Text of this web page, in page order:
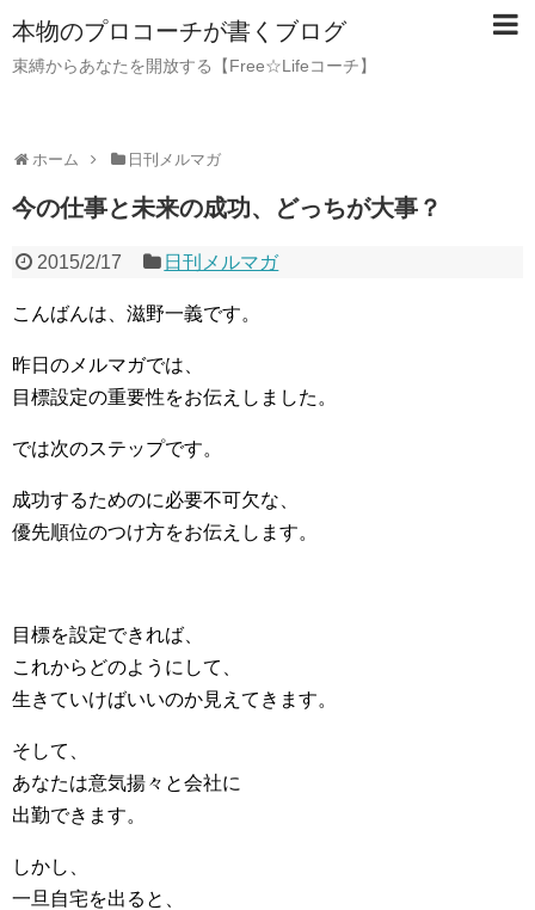
本物のプロコーチが書くブログ
束縛からあなたを開放する【Free☆Lifeコーチ】
ホーム 日刊メルマガ
今の仕事と未来の成功、どっちが大事？
2015/2/17 日刊メルマガ
こんばんは、滋野一義です。
昨日のメルマガでは、
目標設定の重要性をお伝えしました。
では次のステップです。
成功するためのに必要不可欠な、
優先順位のつけ方をお伝えします。
目標を設定できれば、
これからどのようにして、
生きていけばいいのか見えてきます。
そして、
あなたは意気揚々と会社に
出勤できます。
しかし、
一旦自宅を出ると、